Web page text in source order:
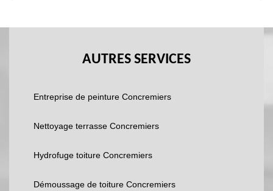
AUTRES SERVICES
Entreprise de peinture Concremiers
Nettoyage terrasse Concremiers
Hydrofuge toiture Concremiers
Démoussage de toiture Concremiers